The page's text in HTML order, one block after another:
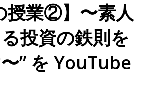
授業②】〜素人
投資の鉄則を
” を YouTube